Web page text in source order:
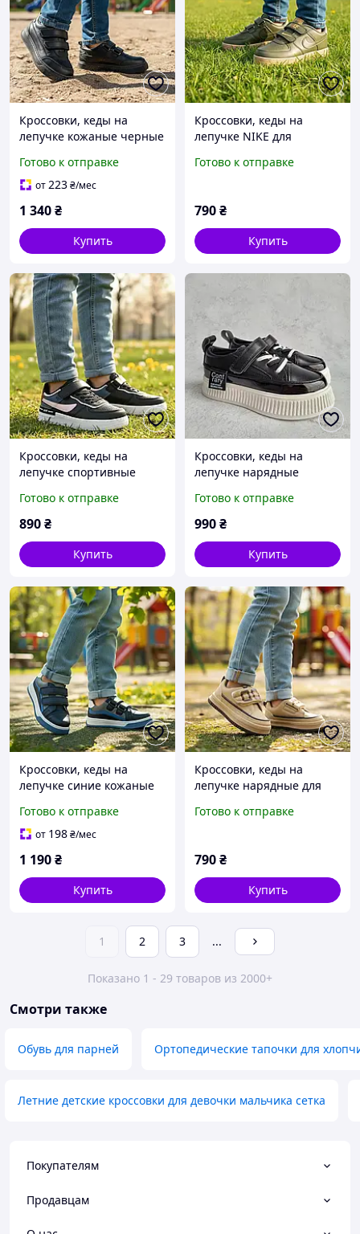
Кроссовки, кеды на
лепучке кожаные черные
супинатором для
мальчика Размер 36
Готово к отправке
от223₴/мес
1 340₴
Купить
Кроссовки, кеды на
лепучке NIKE для
Готово к отправке
790₴
Купить
Кроссовки, кеды на
лепучке спортивные
стелька кожаная с
супинатором Размер 33
Готово к отправке
890₴
Купить
Кроссовки, кеды на
лепучке нарядные
стелька кожаная с
6супинатором Размер 33-
Готово к отправке
990₴
Купить
Кроссовки, кеды на
лепучке синие кожаные
кожаная с супинатором
Размер 26,27,29
Готово к отправке
от 198₴/мес
1 190₴
Купить
Кроссовки, кеды на
лепучке нарядные для
с супинатором Размер
Готово к отправке
790₴
Купить
1 2 3 ...
Показано 1 - 29 товаров из 2000+
Смотри также
Обувь для парней Ортопедические тапочки для
Летние детские кроссовки для девочки мальчика сетка
Покупателям
Продавцам